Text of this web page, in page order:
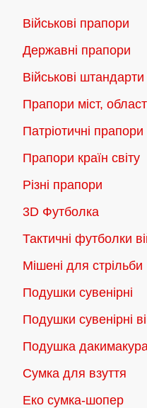
можна
вибрати
на
товару
Військові прапори
Державні прапори
Військові
Прапори міст,
Патріотичні прапори
Прапори країн світу
Різні прапори
3D Футболка
Тактичні футболки
Мішені для стрільби
Подушки сувенірні
Подушки сувенірні
Подушка
Сумка для взуття
Еко сумка-шопер